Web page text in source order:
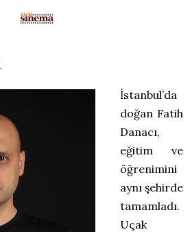
İstanbul’da
doğan Fatih
Danacı,
eğitim ve
öğrenimini
aynı şehirde
tamamladı.
Uçak